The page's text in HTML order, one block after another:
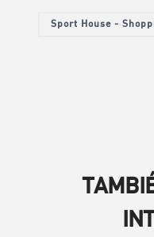
Sport House -